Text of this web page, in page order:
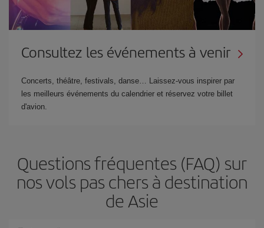
Consultez les événements à venir
Concerts, théâtre, festivals, danse… Laissez-vous inspirer par
les meilleurs événements du calendrier et réservez votre billet
d'avion.
Questions fréquentes (FAQ) sur
nos vols pas chers à destination
de Asie